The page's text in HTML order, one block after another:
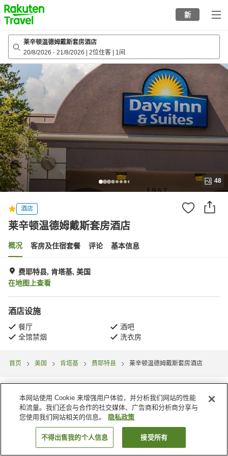
to
top
page
新
莱辛顿温德姆戴斯套房酒店
20/8/2026 - 21/8/2026 2位住客 1间
48
酒店
莱辛顿温德姆戴斯套房酒店
概况 客房及住宿套餐 评论 基本信息
费耶特县, 肯塔基, 美国
在地图上查看
酒店设施
餐厅
酒吧
全馆禁烟
洗衣房
首页 美国 肯塔基 费耶特县 莱辛顿温德姆戴斯套房酒店
搜索客房
本网站使用 Cookie 来增强用户体验，并分析我们网站的性能
和流量。我们还会与合作的社交媒体、广告商和分析商分享与
您使用我们网站相关的信息。
隐私政策
不得出售我的个人信息 接受所有